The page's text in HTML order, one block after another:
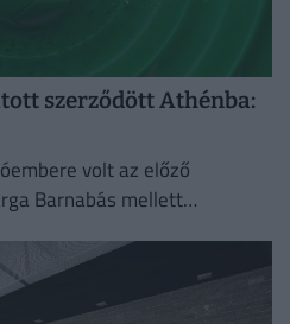
szerződött Athénba:
volt az előző
Barnabás mellett